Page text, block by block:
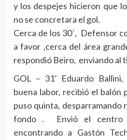
y los despejes hicieron que
no se concretara el gol.
Cerca de los 30´, Defensor
a favor ,cerca del área
respondió Beiro, enviando al
GOL – 31’ Eduardo
buena labor, recibió el balón
puso quinta, desparramando
fondo . Envió el centro
encontrando a Gastón